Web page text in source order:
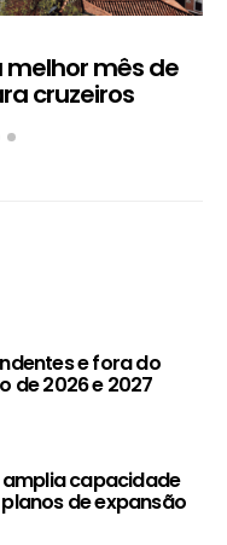
melhor mês de
cruzeiros
e fora do
de 2026 e 2027
amplia capacidade
de expansão